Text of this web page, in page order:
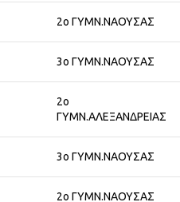
2ο ΓΥΜΝ.ΝΑΟΥΣΑΣ
3ο ΓΥΜΝ.ΝΑΟΥΣΑΣ
2ο
ΓΥΜΝ.ΑΛΕΞΑΝΔΡΕΙΑΣ
3ο ΓΥΜΝ.ΝΑΟΥΣΑΣ
2ο ΓΥΜΝ.ΝΑΟΥΣΑΣ